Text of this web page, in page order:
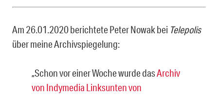
Am 26.01.2020 berichtete Peter Nowak bei Telepolis
über meine Archivspiegelung:
„Schon vor einer Woche wurde dasArchiv
von Indymedia Linksunten von